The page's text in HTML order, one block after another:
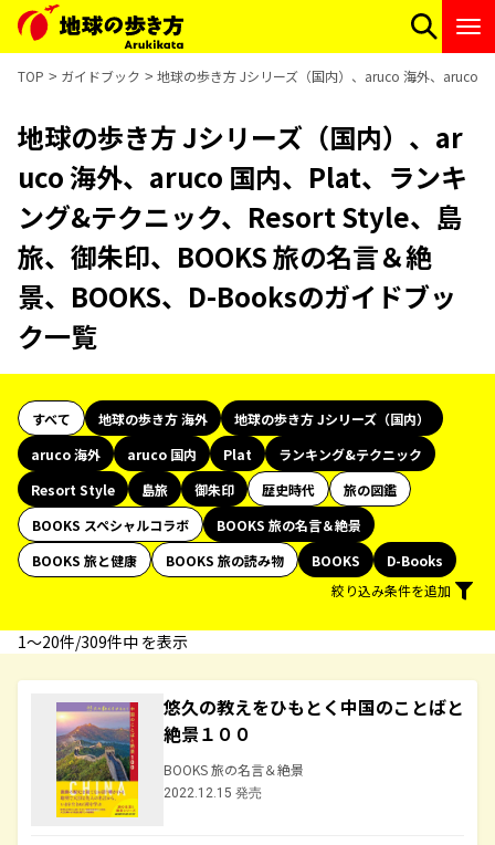
TOP ガイドブック 地球の歩き方 Jシリーズ（国内）、aruco 海外、aruco
地球の歩き方 Jシリーズ（国内）、ar
uco 海外、aruco 国内、Plat、ランキ
ング&テクニック、Resort Style、島
旅、御朱印、BOOKS 旅の名言＆絶
景、BOOKS、D-Booksのガイドブッ
ク一覧
すべて 地球の歩き方 海外
地球の歩き方 Jシリーズ（国内）
aruco 海外
aruco 国内 Plat
ランキング&テクニック
Resort Style
島旅 御朱印 歴史時代
旅の図鑑
BOOKS スペシャルコラボ
BOOKS 旅の名言＆絶景
BOOKS 旅と健康
BOOKS 旅の読み物 BOOKS
D-Books
絞り込み条件を追加
1〜20件/309件中 を表示
悠久の教えをひもとく中国のことばと
絶景１００
BOOKS 旅の名言＆絶景
2022.12.15 発売